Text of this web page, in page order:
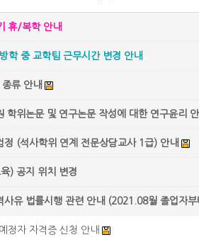
휴/복학 안내
학 중 교학팀 근무시간 변경 안내
류 안내
학위논문 및 연구논문 작성에 대한 연구윤리
정 (석사학위 연계 전문상담교사 1급) 안내
) 공지 위치 변경
사유 법률시행 관련 안내 (2021.08월 졸업자부
정자 자격증 신청 안내